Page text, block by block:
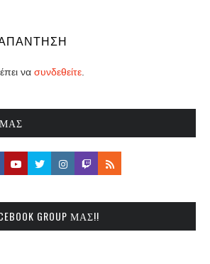
να συνδεθείτε
GROUP ΜΑΣ!!